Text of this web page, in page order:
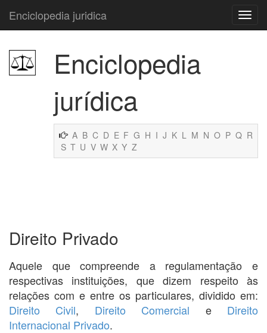
Enciclopedia juridica
Enciclopedia
jurídica
A B C D E F G H I J K L M N O P Q R
S T U V W X Y Z
Direito Privado
Aquele que compreende a regulamentação e
respectivas instituições, que dizem respeito às
relações com e entre os particulares, dividido em:
Direito Civil, Direito Comercial e Direito
Internacional Privado.